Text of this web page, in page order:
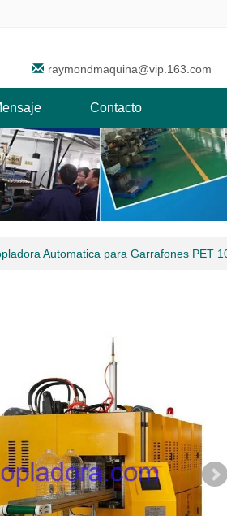
raymondmaquina@vip.163.com
Contacto
Automatica para Garrafones PET